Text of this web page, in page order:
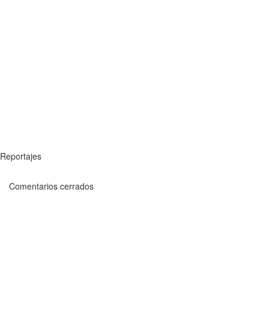
Reportajes
Comentarios cerrados